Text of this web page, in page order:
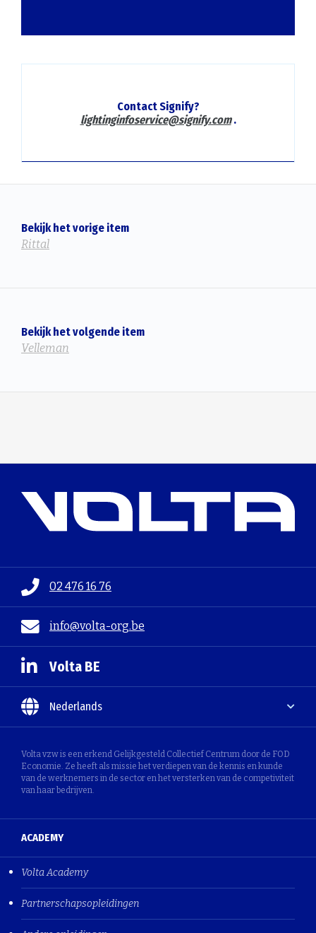
Contact Signify?
lightinginfoservice@signify.com .
Bekijk het vorige item
Rittal
Bekijk het volgende item
Velleman
02 476 16 76
info@volta-org.be
Volta vzw is een erkend Gelijkgesteld Collectief Centrum door de FOD
Economie. Ze heeft als missie het verdiepen van de kennis en kunde
van de werknemers in de sector en het versterken van de competiviteit
van haar bedrijven.
Volta BE
Nederlands
ACADEMY
Volta Academy
Partnerschapsopleidingen